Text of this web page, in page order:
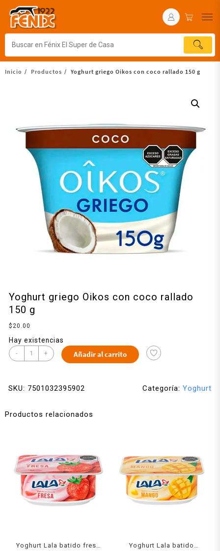
Inicio Productos Yoghurt griego Oikos con coco rallado 150 g
Yoghurt griego Oikos con coco rallado
150 g
$20.00
Hay existencias
- + Añadir al carrito
SKU: 7501032395902 Categoría: Yoghurt
Productos relacionados
Yoghurt Lala batido fresa
Yoghurt Lala batido